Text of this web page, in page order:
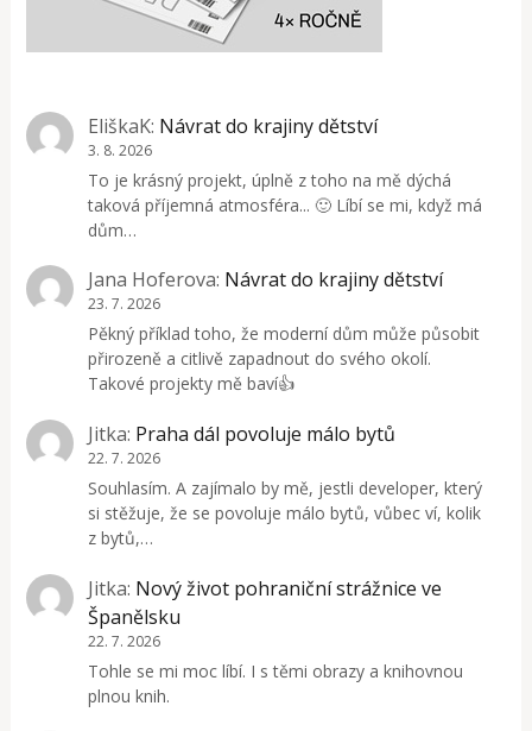
EliškaK: Návrat do krajiny dětství
3. 8. 2026
To je krásný projekt, úplně z toho na mě dýchá
taková příjemná atmosféra... 🙂 Líbí se mi, když má
dům…
Jana Hoferova: Návrat do krajiny dětství
23. 7. 2026
Pěkný příklad toho, že moderní dům může působit
přirozeně a citlivě zapadnout do svého okolí.
Takové projekty mě baví👍
Jitka: Praha dál povoluje málo bytů
22. 7. 2026
Souhlasím. A zajímalo by mě, jestli developer, který
si stěžuje, že se povoluje málo bytů, vůbec ví, kolik
z bytů,…
Jitka: Nový život pohraniční strážnice ve
Španělsku
22. 7. 2026
Tohle se mi moc líbí. I s těmi obrazy a knihovnou
plnou knih.